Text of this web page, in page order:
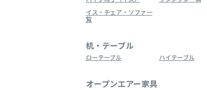
イス・チェア・ソファ一
覧
机・テーブル
ローテーブル ハイテーブル
オープンエアー家具